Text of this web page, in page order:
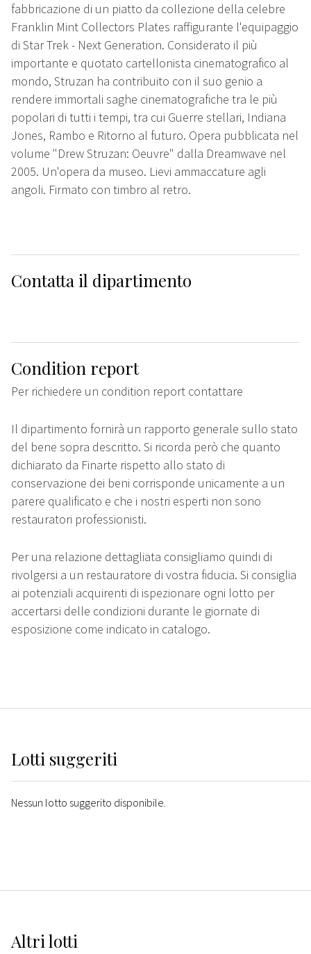
fabbricazione di un piatto da collezione della celebre
Franklin Mint Collectors Plates raffigurante l'equipaggio
di Star Trek - Next Generation. Considerato il più
importante e quotato cartellonista cinematografico al
mondo, Struzan ha contribuito con il suo genio a
rendere immortali saghe cinematografiche tra le più
popolari di tutti i tempi, tra cui Guerre stellari, Indiana
Jones, Rambo e Ritorno al futuro. Opera pubblicata nel
volume "Drew Struzan: Oeuvre" dalla Dreamwave nel
2005. Un'opera da museo. Lievi ammaccature agli
angoli. Firmato con timbro al retro.
Contatta il dipartimento
Condition report
Per richiedere un condition report contattare
Il dipartimento fornirà un rapporto generale sullo stato
del bene sopra descritto. Si ricorda però che quanto
dichiarato da Finarte rispetto allo stato di
conservazione dei beni corrisponde unicamente a un
parere qualificato e che i nostri esperti non sono
restauratori professionisti.
Per una relazione dettagliata consigliamo quindi di
rivolgersi a un restauratore di vostra fiducia. Si consiglia
ai potenziali acquirenti di ispezionare ogni lotto per
accertarsi delle condizioni durante le giornate di
esposizione come indicato in catalogo.
Lotti suggeriti
Nessun lotto suggerito disponibile.
Altrilotti